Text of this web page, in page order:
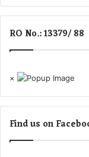
RO No.: 13379/ 88
×
Find us on